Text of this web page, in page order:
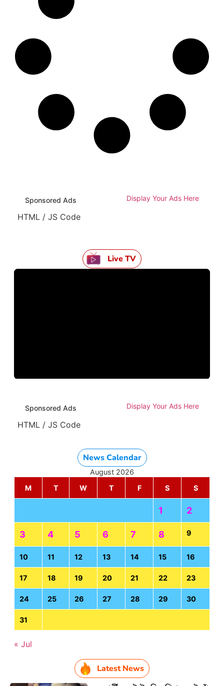
Sponsored Ads Display Your Ads Here
HTML / JS Code
Live TV
Sponsored Ads Display Your Ads Here
HTML / JS Code
News Calendar
August 2026
M
T W T F S S
1 2
3 4 5 6 7 8 9
10 11 12 13 14 15 16
17 18 19 20 21 22 23
24 25 26 27 28 29 30
31
« Jul
Latest News